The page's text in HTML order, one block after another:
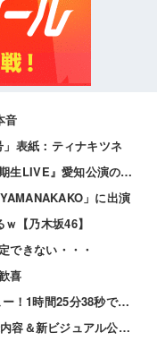
音
」表紙：ティナキツネ
【日向坂46】 まさかの楽曲も披露！『三期生LIVE』愛知公演のレポがこちら
」に出演
【乃木坂46】
できない・・・
喜
SKE48伊藤実希さん、姉とHYROXデビュー！1時間25分38秒で完走「ハイロックス最高ーーーー」
SKE48 37thシングル「ため息未来」収録内容＆新ビジュアル公開！チーム曲・夏ツアー映像も収録